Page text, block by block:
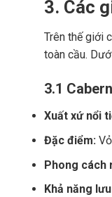
3. Các
Trên thế giới
toàn cầu.
3.1
Xuất xứ nổi
Đặc điểm:Vỏ
Phong cách
Khả năng